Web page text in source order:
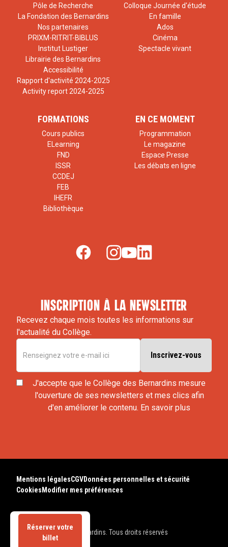
Réserver votre
billet
Pôle de Recherche
La Fondation des Bernardins
Nos partenaires
PRIXM-RITRIT-BIBLUS
Institut Lustiger
Librairie des Bernardins
Accessibilité
Rapport d'activité 2024-2025
Activity report 2024-2025
Colloque Journée d'étude
En famille
Ados
Cinéma
Spectacle vivant
FORMATIONS
Cours publics
ELearning
FND
ISSR
CCDEJ
FEB
IHEFR
Bibliothèque
EN CE MOMENT
Programmation
Le magazine
Espace Presse
Les débats en ligne
inscription à la newsletter
Recevez chaque mois toutes les informations sur
l'actualité du Collège.
J'accepte que le Collège des Bernardins mesure
l'ouverture de ses newsletters et mes clics afin
d'en améliorer le contenu. En savoir plus
© 2025 Collège des Bernardins. Tous droits réservés
Mentions légalesCGVDonnées personnelles et sécurité
Cookies Modifier mes préférences